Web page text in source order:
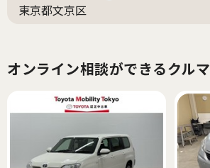
東京都文京区
オンライン相談ができるクルマ